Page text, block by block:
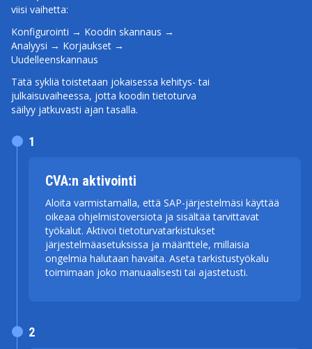
viisi vaihetta:
Konfigurointi → Koodin skannaus →
Analyysi → Korjaukset →
Uudelleenskannaus
Tätä sykliä toistetaan jokaisessa kehitys- tai
julkaisuvaiheessa, jotta koodin tietoturva
säilyy jatkuvasti ajan tasalla.
CVA:n aktivointi
Aloita varmistamalla, että SAP-järjestelmäsi käyttää
oikeaa ohjelmistoversiota ja sisältää tarvittavat
työkalut. Aktivoi tietoturvatarkistukset
järjestelmäasetuksissa ja määrittele, millaisia
ongelmia halutaan havaita. Aseta tarkistustyökalu
toimimaan joko manuaalisesti tai ajastetusti.
1
2